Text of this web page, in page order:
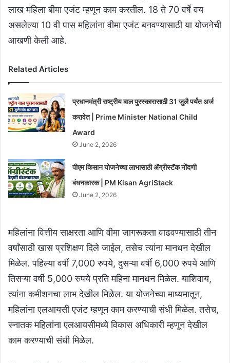
लाख महिला बीमा एजंट म्हणून काम करतील. 18 ते 70 वर्षे वय
असलेल्या 10 वी पास महिलांना वीमा एजंट बनवण्यासाठी या योजनेची
आखणी केली आहे.
Related Articles
प्रधानमंत्री राष्ट्रीय बाल पुरस्कारासाठी 31 जुलै पर्यंत अर्ज
करावेत | Prime Minister National Child
Award
June 2, 2026
पीएम किसान योजनेच्या लाभासाठी ॲग्रीस्टॅक नोंदणी
बंधनकारक | PM Kisan AgriStack
June 2, 2026
महिलांना वित्तीय साक्षरता आणि वीमा जागरूकता वाढवण्यासाठी तीन
वर्षांसाठी खास प्रशिक्षण दिले जाईल, तसेच त्यांना मानधन देखील
मिळेल. पहिल्या वर्षी 7,000 रुपये, दुसऱ्या वर्षी 6,000 रुपये आणि
तिसऱ्या वर्षी 5,000 रुपये प्रति महिना मानधन मिळेल. याशिवाय,
त्यांना कमीशनचा लाभ देखील मिळेल. या योजनेच्या माध्यमातून,
महिलांना एलआयसी एजंट म्हणून काम करण्याची संधी मिळेल. तसेच,
स्नातक महिलांना एलआयसीमध्ये विकास अधिकारी म्हणून देखील
काम करण्याची संधी मिळेल.